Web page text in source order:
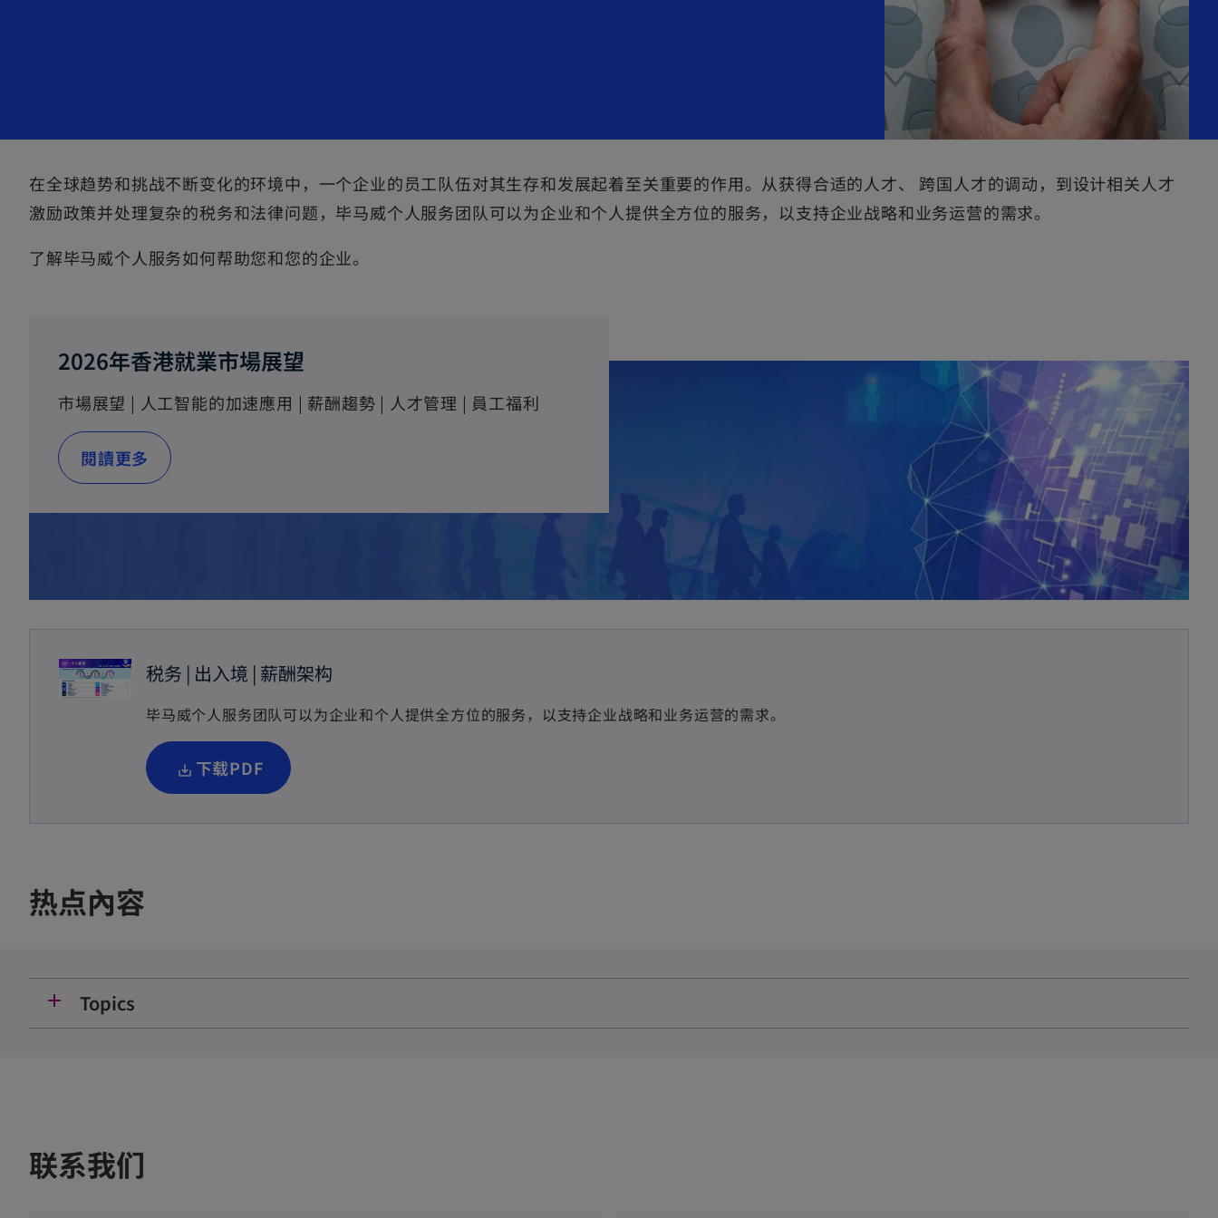
在全球趋势和挑战不断变化的环境中，一个企业的员工队伍对其生存和发展起着至关重要的作用。从获得合适的人才、 跨国人才的调动，到设计相关人才
激励政策并处理复杂的税务和法律问题，毕马威个人服务团队可以为企业和个人提供全方位的服务，以支持企业战略和业务运营的需求。
了解毕马威个人服务如何帮助您和您的企业。
2026年香港就業市場展望
市場展望 | 人工智能的加速應用 | 薪酬趨勢 | 人才管理 | 員工福利
閱讀更多
税务 | 出入境 | 薪酬架构
毕马威个人服务团队可以为企业和个人提供全方位的服务，以支持企业战略和业务运营的需求。
下载PDF
o
p
e
e
热点內容
add Topics
联系我们